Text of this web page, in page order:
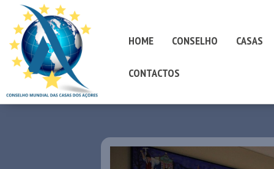
HOME CONSELHO CASAS
CONTACTOS